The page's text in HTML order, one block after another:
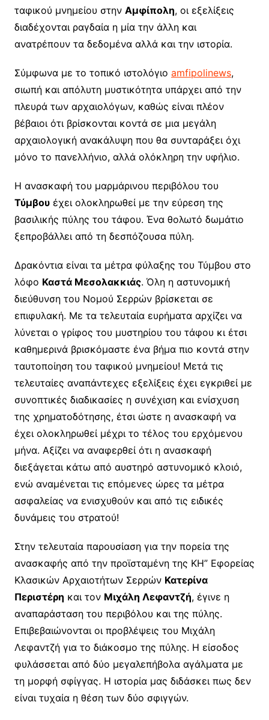
ταφικού μνημείου στην Αμφίπολη, οι εξελίξεις
διαδέχονται ραγδαία η μία την άλλη και
ανατρέπουν τα δεδομένα αλλά και την ιστορία.
Σύμφωνα με το τοπικό ιστολόγιο amfipolinews,
σιωπή και απόλυτη μυστικότητα υπάρχει από την
πλευρά των αρχαιολόγων, καθώς είναι πλέον
βέβαιοι ότι βρίσκονται κοντά σε μια μεγάλη
αρχαιολογική ανακάλυψη που θα συνταράξει όχι
μόνο το πανελλήνιο, αλλά ολόκληρη την υφήλιο.
Η ανασκαφή του μαρμάρινου περιβόλου του
Τύμβουέχει ολοκληρωθεί με την εύρεση της
βασιλικής πύλης του τάφου. Ένα θολωτό δωμάτιο
ξεπροβάλλει από τη δεσπόζουσα πύλη.
Δρακόντια είναι τα μέτρα φύλαξης του Τύμβου στο
λόφο Καστά Μεσολακκιάς. Όλη η αστυνομική
διεύθυνση του Νομού Σερρών βρίσκεται σε
επιφυλακή. Με τα τελευταία ευρήματα αρχίζει να
λύνεται ο γρίφος του μυστηρίου του τάφου κι έτσι
καθημερινά βρισκόμαστε ένα βήμα πιο κοντά στην
ταυτοποίηση του ταφικού μνημείου! Μετά τις
τελευταίες αναπάντεχες εξελίξεις έχει εγκριθεί με
συνοπτικές διαδικασίες η συνέχιση και ενίσχυση
της χρηματοδότησης, έτσι ώστε η ανασκαφή να
έχει ολοκληρωθεί μέχρι το τέλος του ερχόμενου
μήνα. Αξίζει να αναφερθεί ότι η ανασκαφή
διεξάγεται κάτω από αυστηρό αστυνομικό κλοιό,
ενώ αναμένεται τις επόμενες ώρες τα μέτρα
ασφαλείας να ενισχυθούν και από τις ειδικές
δυνάμεις του στρατού!
Στην τελευταία παρουσίαση για την πορεία της
ανασκαφής από την προϊσταμένη της ΚΗ” Εφορείας
Κλασικών Αρχαιοτήτων Σερρών Κατερίνα
Περιστέρη και τον Μιχάλη Λεφαντζή, έγινε η
αναπαράσταση του περιβόλου και της πύλης.
Επιβεβαιώνονται οι προβλέψεις του Μιχάλη
Λεφαντζή για το διάκοσμο της πύλης. Η είσοδος
φυλάσσεται από δύο μεγαλεπήβολα αγάλματα με
τη μορφή σφίγγας. Η ιστορία μας διδάσκει πως δεν
είναι τυχαία η θέση των δύο σφιγγών.